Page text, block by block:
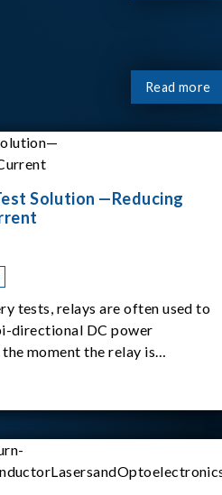
Read more
Solution —Reducing
tests, relays are often used to
directional DC power
moment the relay is
this study.provides an